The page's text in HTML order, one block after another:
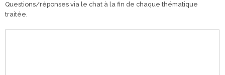
Questions/réponses via le chat à la fin de chaque thématique
traitée.